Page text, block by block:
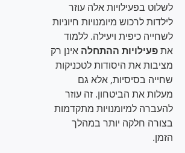
לשלוט בפעילויות אלה עוזר
לילדות לרכוש מיומנויות חיוניות
לשחייה כיפית ויעילה. ללמוד
אתפעילויות ההתחלהאינן רק
מציבות את היסודות לטכניקות
שחייה בסיסיות, אלא גם
מעלות את הביטחון. זה עוזר
להעברה למיומנויות מתקדמות
בצורה חלקה יותר במהלך
הזמן.